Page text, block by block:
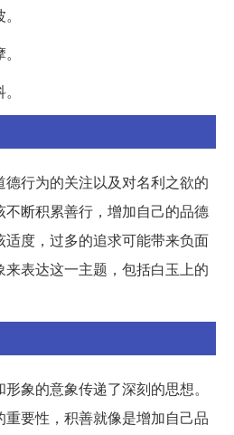
行为的关注以及对名利之欲的
断积累善行，增加自己的品德
度，过多的追求可能带来负面
表达这一主题，包括白玉上的
象的意象传递了深刻的思想。
要性，积善就像是增加自己品